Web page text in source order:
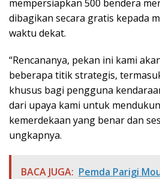
mempersiapkan 500 bendera
dibagikan secara gratis kepada
waktu dekat.
“Rencananya, pekan ini kami
beberapa titik strategis,
khusus bagi pengguna
dari upaya kami untuk
kemerdekaan yang benar dan
ungkapnya.
BACA JUGA: Pemda Parigi